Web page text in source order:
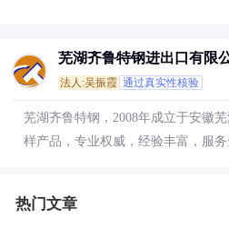
芜湖齐鲁特钢进出口有限
法人:吴振霞 通过真实性核验
芜湖齐鲁特钢，2008年成立于安徽
样产品，专业权威，经验丰富，服务
热门文章